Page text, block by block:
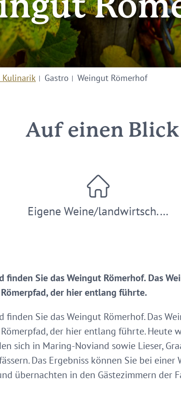
Gastro Weingut Römerhof
Auf einen Blick
Eigene Weine/landwirtsch.…
Sie das Weingut Römerhof. Das
der hier entlang führte.
Sie das Weingut Römerhof. Das
der hier entlang führte. Heute
sich in Maring-Noviand sowie Lieser,
Das Ergebniss können Sie bei
übernachten in den Gästezimmern der